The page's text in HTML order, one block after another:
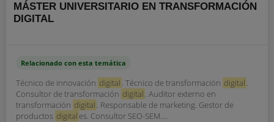
MÁSTER UNIVERSITARIO EN TRANSFORMACIÓN
DIGITAL
Relacionado con esta temática
Técnico de innovación digital . Técnico de transformación digital .
Consultor de transformación digital . Auditor externo en
transformación digital . Responsable de marketing. Gestor de
productos digital es. Consultor SEO-SEM....